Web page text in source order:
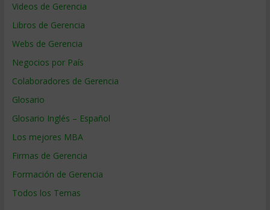
Videos de Gerencia
Libros de Gerencia
Webs de Gerencia
Negocios por País
Colaboradores de Gerencia
Glosario
Glosario Inglés – Español
Los mejores MBA
Firmas de Gerencia
Formación de Gerencia
Todos los Temas